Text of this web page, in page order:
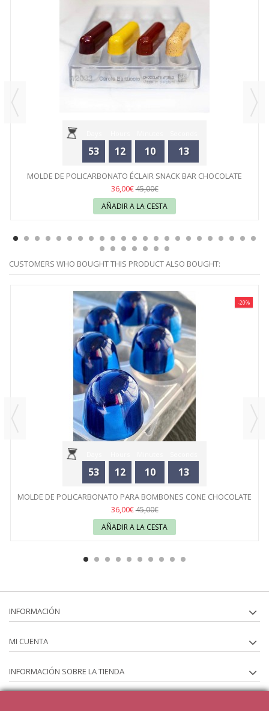
53 12 10 13
MOLDE DE POLICARBONATO ÉCLAIR SNACK BAR CHOCOLATE
WORLD
36,00€45,00€
AÑADIR A LA CESTA
CUSTOMERS WHO BOUGHT THIS PRODUCT ALSO BOUGHT:
53 12 10 13
-20%
MOLDE DE POLICARBONATO PARA BOMBONES CONE CHOCOLATE
WORLD
36,00€45,00€
AÑADIR A LA CESTA
INFORMACIÓN
MI CUENTA
INFORMACIÓN SOBRE LA TIENDA